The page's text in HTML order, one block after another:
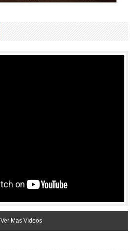
Ver Mas Vídeos